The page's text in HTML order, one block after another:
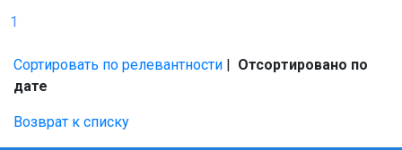
1
Сортировать по релевантности | Отсортировано по
дате
Возврат к списку